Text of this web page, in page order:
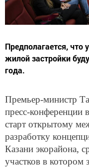
Предполагается, что
жилой застройки
года.
Премьер-министр
пресс-конференции
старт открытому
разработку
Казани экорайона,
участков в котором